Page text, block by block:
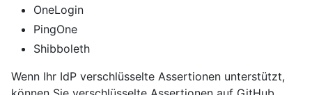
OneLogin
PingOne
Shibboleth
Wenn Ihr IdP verschlüsselte Assertionen unterstützt,